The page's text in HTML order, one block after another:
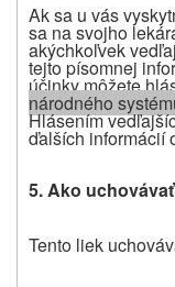
Ak sa u vás
sa na svojho
akýchkoľvek
tejto písomnej
účinky môžete
národného
Hlásením
ďalších informácií
5. Ako uchovávať
Tento liek